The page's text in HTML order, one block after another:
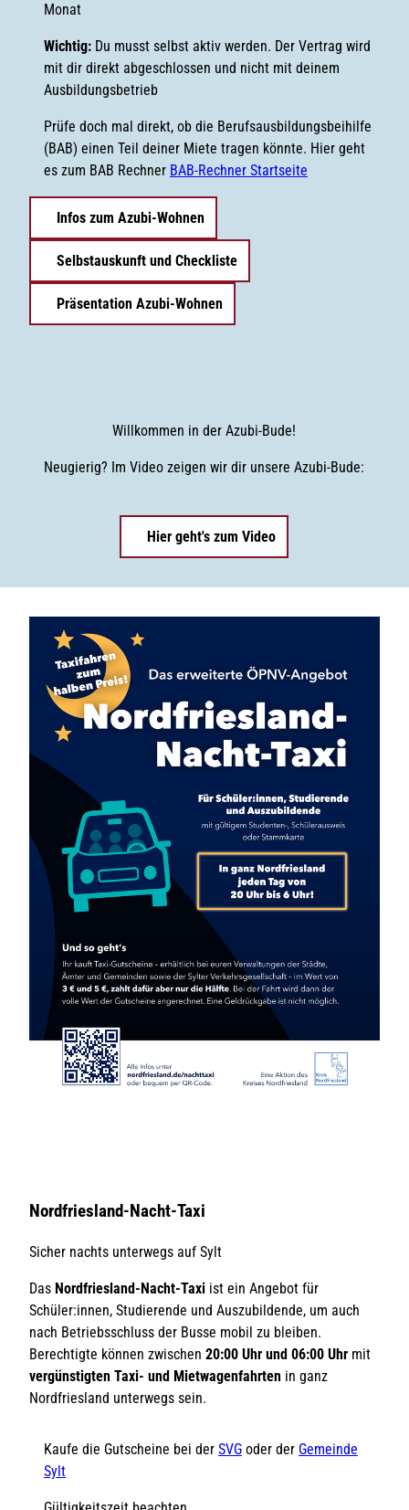
Monat
Wichtig: Du musst selbst aktiv werden. Der Vertrag wird
mit dir direkt abgeschlossen und nicht mit deinem
Ausbildungsbetrieb
Prüfe doch mal direkt, ob die Berufsausbildungsbeihilfe
(BAB) einen Teil deiner Miete tragen könnte. Hier geht
es zum BAB Rechner BAB-Rechner Startseite
Infos zum Azubi-Wohnen
Selbstauskunft und Checkliste
Präsentation Azubi-Wohnen
Willkommen in der Azubi-Bude!
Neugierig? Im Video zeigen wir dir unsere Azubi-Bude:
Hier geht's zum Video
Nordfriesland-Nacht-Taxi
Sicher nachts unterwegs auf Sylt
Das Nordfriesland-Nacht-Taxi ist ein Angebot für
Schüler:innen, Studierende und Auszubildende, um auch
nach Betriebsschluss der Busse mobil zu bleiben.
Berechtigte können zwischen 20:00 Uhr und 06:00 Uhr mit
vergünstigten Taxi- und Mietwagenfahrten in ganz
Nordfriesland unterwegs sein.
Kaufe die Gutscheine bei der SVG oder der Gemeinde
Sylt